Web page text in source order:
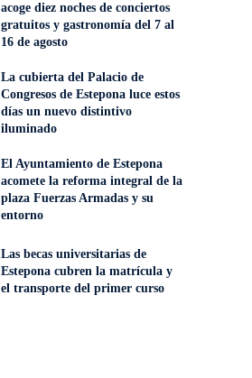
acoge diez noches de conciertos
gratuitos y gastronomía del 7 al
16 de agosto
La cubierta del Palacio de
Congresos de Estepona luce estos
días un nuevo distintivo
iluminado
El Ayuntamiento de Estepona
acomete la reforma integral de la
plaza Fuerzas Armadas y su
entorno
Las becas universitarias de
Estepona cubren la matrícula y
el transporte del primer curso